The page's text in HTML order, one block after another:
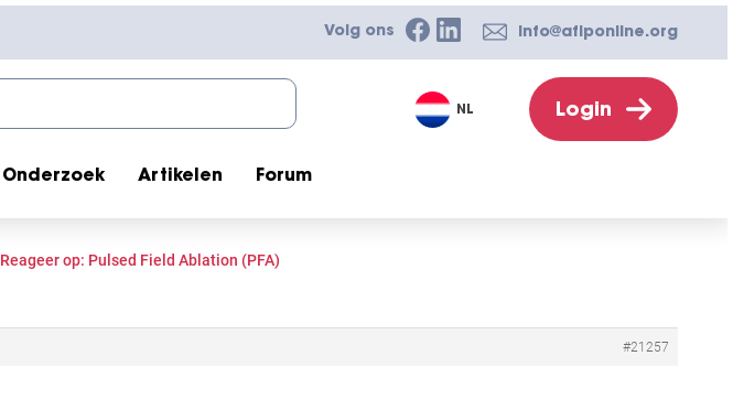
Volg ons info@afiponline.org
Onderzoek Artikelen Forum
Login
NL
Reageer op: Pulsed Field Ablation (PFA)
#21257